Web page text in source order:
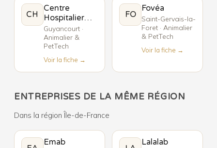
CH
Centre
Hospitalier
Vétérinaire
Hopia
Guyancourt ·
Animalier &
PetTech
Voir la fiche →
FO
Fovéa
Saint-Gervais-la-
Foret · Animalier
& PetTech
Voir la fiche →
ENTREPRISES DE LA MÊME RÉGION
Dans la région Île-de-France
Emab
Lalalab